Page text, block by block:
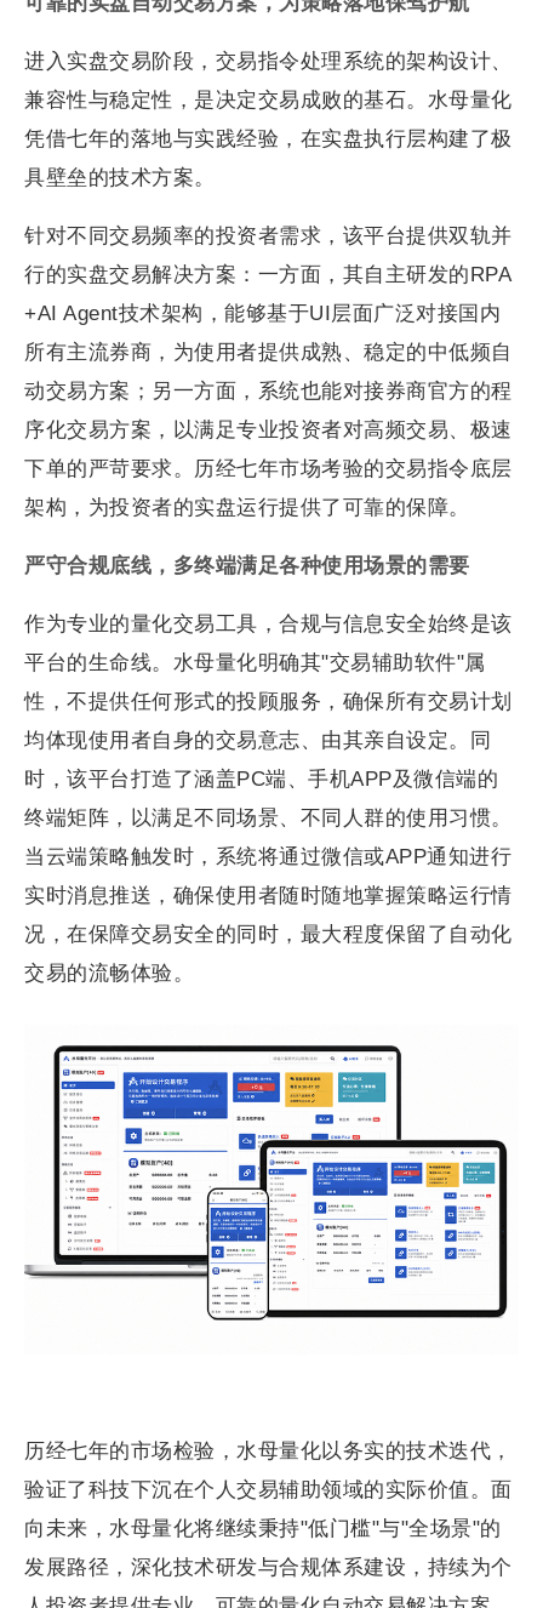
进入实盘交易阶段，交易指令处理系统的架构设计、
兼容性与稳定性，是决定交易成败的基石。水母量化
凭借七年的落地与实践经验，在实盘执行层构建了极
具壁垒的技术方案。
针对不同交易频率的投资者需求，该平台提供双轨并
行的实盘交易解决方案：一方面，其自主研发的RPA
+AI Agent技术架构，能够基于UI层面广泛对接国内
所有主流券商，为使用者提供成熟、稳定的中低频自
动交易方案；另一方面，系统也能对接券商官方的程
序化交易方案，以满足专业投资者对高频交易、极速
下单的严苛要求。历经七年市场考验的交易指令底层
架构，为投资者的实盘运行提供了可靠的保障。
严守合规底线，多终端满足各种使用场景的需要
作为专业的量化交易工具，合规与信息安全始终是该
平台的生命线。水母量化明确其"交易辅助软件"属
性，不提供任何形式的投顾服务，确保所有交易计划
均体现使用者自身的交易意志、由其亲自设定。同
时，该平台打造了涵盖PC端、手机APP及微信端的
终端矩阵，以满足不同场景、不同人群的使用习惯。
当云端策略触发时，系统将通过微信或APP通知进行
实时消息推送，确保使用者随时随地掌握策略运行情
况，在保障交易安全的同时，最大程度保留了自动化
交易的流畅体验。
历经七年的市场检验，水母量化以务实的技术迭代，
验证了科技下沉在个人交易辅助领域的实际价值。面
向未来，水母量化将继续秉持"低门槛"与"全场景"的
发展路径，深化技术研发与合规体系建设，持续为个